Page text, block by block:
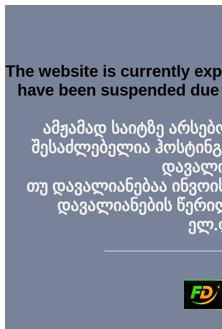
The website is currently
have been suspended
ამჟამად საიტზე
შესაძლებელია
თუ დავალიანებაა
დავალიანების